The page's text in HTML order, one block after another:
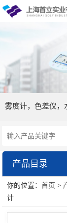
关于我们
公司简介
行业应用
视频展示
雾度计，色差仪，
产品目录
瑞士万通
离子浓度计系列
你的位置：首页 >
计